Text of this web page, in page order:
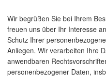
Wir begrüßen Sie bei Ihrem
freuen uns über Ihr Interesse
Schutz Ihrer
Anliegen. Wir verarbeiten Ihre
anwendbaren
personenbezogener Daten,